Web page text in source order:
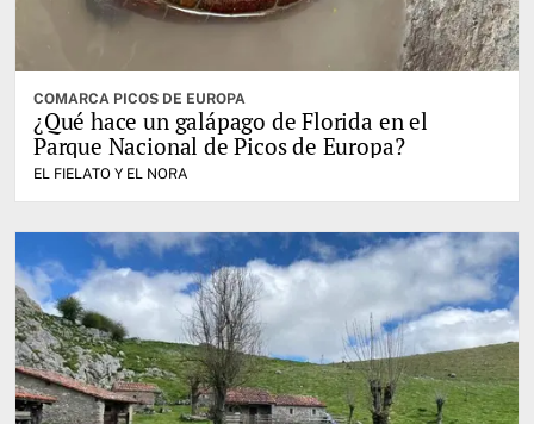
COMARCA PICOS DE EUROPA
¿Qué hace un galápago de Florida en el
Parque Nacional de Picos de Europa?
EL FIELATO Y EL NORA